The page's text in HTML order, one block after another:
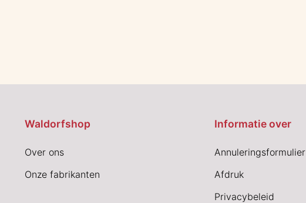
Waldorfshop
Over ons
Onze fabrikanten
Informatie over
Annuleringsformulier
Afdruk
Privacybeleid